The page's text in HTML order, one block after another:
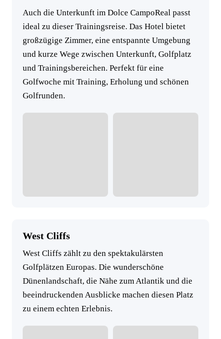
Auch die Unterkunft im Dolce CampoReal passt
ideal zu dieser Trainingsreise. Das Hotel bietet
großzügige Zimmer, eine entspannte Umgebung
und kurze Wege zwischen Unterkunft, Golfplatz
und Trainingsbereichen. Perfekt für eine
Golfwoche mit Training, Erholung und schönen
Golfrunden.
West Cliffs
West Cliffs zählt zu den spektakulärsten
Golfplätzen Europas. Die wunderschöne
Dünenlandschaft, die Nähe zum Atlantik und die
beeindruckenden Ausblicke machen diesen Platz
zu einem echten Erlebnis.